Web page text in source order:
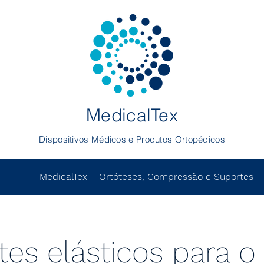
MedicalTex
Dispositivos Médicos e Produtos Ortopédicos
MedicalTex Ortóteses, Compressão e Suportes
elásticos para